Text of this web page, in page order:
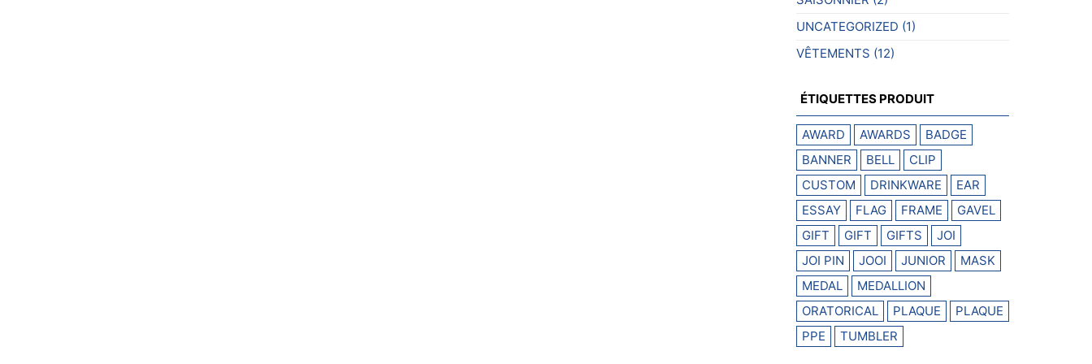
UNCATEGORIZED (1)
VÊTEMENTS (12)
ÉTIQUETTES PRODUIT
AWARD AWARDS
BADGE
BANNER
BELL
CLIP
CUSTOM
DRINKWARE
EAR
ESSAY
FLAG FRAME
GAVEL
GIFT
GIFT GIFTS
JOI
JOI PIN
JOOI JUNIOR
MASK
MEDAL
MEDALLION
ORATORICAL
PLAQUE
PLAQUE
PPE
TUMBLER